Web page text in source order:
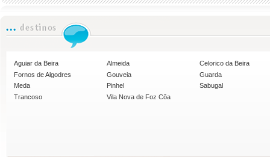
Aguiar da Beira Almeida
Celorico da Beira
Fornos de Algodres
Gouveia
Guarda
Meda
Pinhel
Sabugal
Trancoso
Vila Nova de Foz Côa